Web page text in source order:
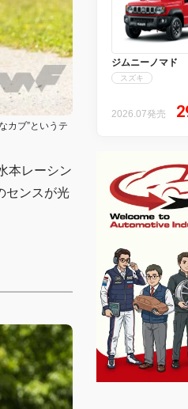
カブ”というテ
本レーシン
センスが光
ジムニーノマド
スズキ
2026.07発売